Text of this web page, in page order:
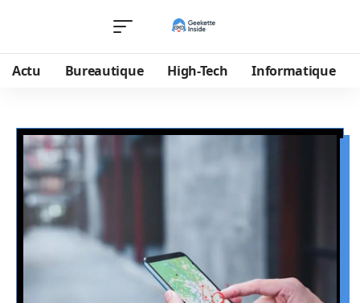
Actu Bureautique High-Tech Informatique